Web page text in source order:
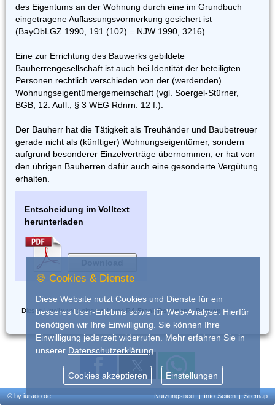
des Eigentums an der Wohnung durch eine im Grundbuch
eingetragene Auflassungsvormerkung gesichert ist
(BayObLGZ 1990, 191 (102) = NJW 1990, 3216).
Eine zur Errichtung des Bauwerks gebildete
Bauherrengesellschaft ist auch bei Identität der beteiligten
Personen rechtlich verschieden von der (werdenden)
Wohnungseigentümergemeinschaft (vgl. Soergel-Stürner,
BGB, 12. Aufl., § 3 WEG Rdnrn. 12 f.).
Der Bauherr hat die Tätigkeit als Treuhänder und Baubetreuer
gerade nicht als (künftiger) Wohnungseigentümer, sondern
aufgrund besonderer Einzelverträge übernommen; er hat von
den übrigen Bauherren dafür auch eine gesonderte Vergütung
erhalten.
Entscheidung im Volltext
herunterladen
Dieses Urteil wurde eingestellt vonRA Frank Dohrmann, Bottrop
© by iurado.de Sitemap
|
Info-Seiten
|
Nutzungsbed.
🍪 Cookies & Dienste
Diese Website nutzt Cookies und Dienste für ein
besseres User-Erlebnis sowie für Web-Analyse. Hierfür
benötigen wir Ihre Einwilligung. Sie können Ihre
Einwilligung jederzeit widerrufen. Mehr erfahren Sie in
unserer Datenschutzerklärung
Cookies akzeptieren Einstellungen